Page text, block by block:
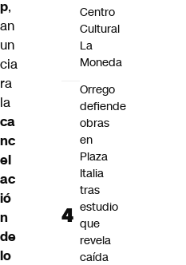
p,
an
un
cia
ra
la
ca
nc
el
ac
ió
n
de
lo
Centro
Cultural
La
Moneda
Orrego
defiende
obras
en
Plaza
Italia
tras
estudio
que
revela
caída